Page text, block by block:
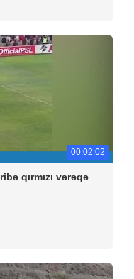
00:02:02
qırmızı vərəqə